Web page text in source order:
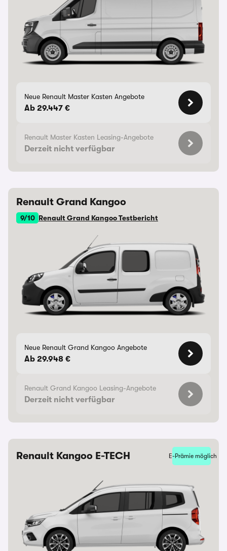
Neue Renault Master Kasten Angebote
Ab 29.447 €
Renault Master Kasten Leasing-Angebote
Derzeit nicht verfügbar
Renault Grand Kangoo
9/10 Renault Grand Kangoo Testbericht
Neue Renault Grand Kangoo Angebote
Ab 29.948 €
Renault Grand Kangoo Leasing-Angebote
Derzeit nicht verfügbar
Renault Kangoo E-TECH E-Prämie möglich